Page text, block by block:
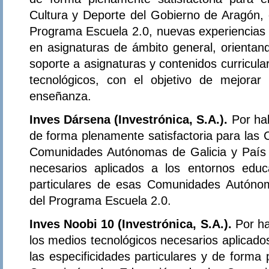
Cultura y Deporte del Gobierno de
Programa Escuela 2.0, nuevas
en asignaturas de ámbito general,
soporte a asignaturas y contenidos
tecnológicos, con el objetivo de
enseñanza.
Inves Dársena (Investrónica, S.A.). Por
de forma plenamente satisfactoria para las
Comunidades Autónomas de Galicia y
necesarios aplicados a los entornos
particulares de esas Comunidades
del Programa Escuela 2.0.
Inves Noobi 10 (Investrónica, S.A.). Por
los medios tecnológicos necesarios
las especificidades particulares y de forma